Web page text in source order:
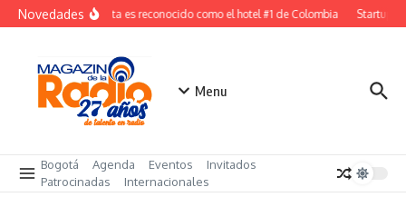
Saltar al contenido
NovedadesW Bogota es reconocido como el hotel #1 de Colombia Startup
Menu
Bogotá Agenda Eventos
Invitados
Patrocinadas
Internacionales